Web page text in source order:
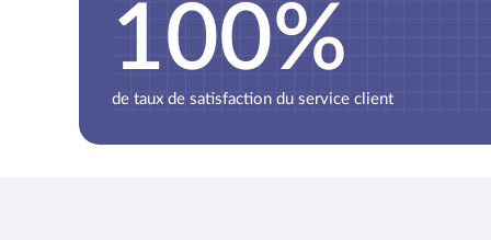
100%
de taux de satisfaction du service client